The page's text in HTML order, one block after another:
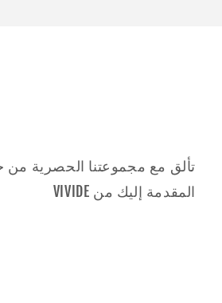
المقدمة إليك من VIVIDE